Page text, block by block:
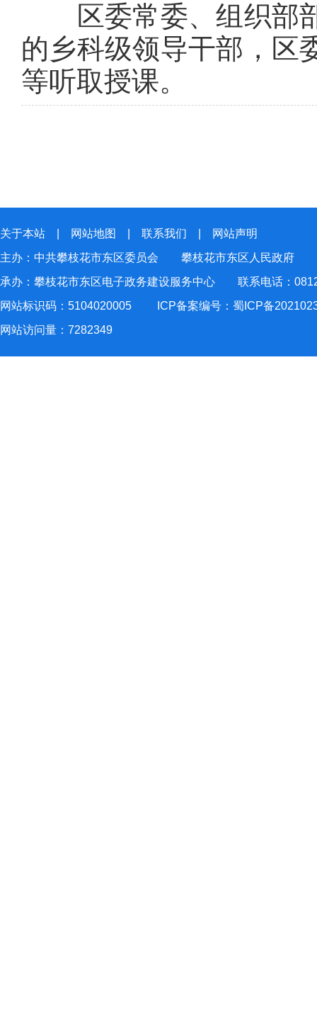
区委常委、组织部部
的乡科级领导干部，区
等听取授课。
关于本站 网站地图 联系我们
网站声明
主办：中共攀枝花市东区委员会 攀枝花市东区人民政府
承办：攀枝花市东区电子政务建设服务中心 联系电话：
网站标识码：5104020005
ICP备案编号：蜀ICP备
网站访问量： 7282349